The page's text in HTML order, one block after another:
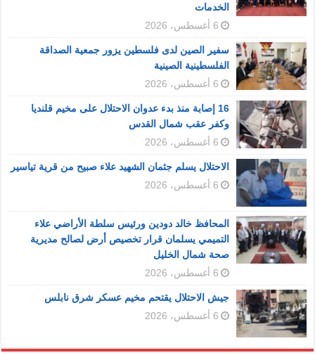
الخدمات
6 أغسطس، 2026
سفير الصين لدى فلسطين يزور جمعية الصداقة
الفلسطينية الصينية
6 أغسطس، 2026
16 إصابة منذ بدء عدوان الاحتلال على مخيم قلنديا
وكفر عقب شمال القدس
6 أغسطس، 2026
الاحتلال يسلم جثمان الشهيد علاء صبيح من قرية تياسير
6 أغسطس، 2026
المحافظ خالد دودين ورئيس سلطة الأراضي علاء
التميمي يسلمان قرار تخصيص أرض لصالح مديرية
صحة شمال الخليل
6 أغسطس، 2026
جيش الاحتلال يقتحم مخيم عسكر شرق نابلس
6 أغسطس، 2026